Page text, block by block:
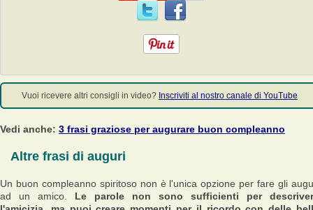
Vuoi ricevere altri consigli in video? Inscriviti al nostro canale di YouTube
Vedi anche: 3 frasi graziose per augurare buon compleanno
Altre frasi di auguri
Un buon compleanno spiritoso non è l'unica opzione per fare gli
ad un amico. Le parole non sono sufficienti per